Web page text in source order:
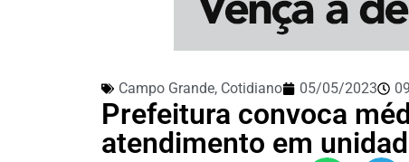
Campo Grande, Cotidiano 05/05/2023
Prefeitura convoca
atendimento em